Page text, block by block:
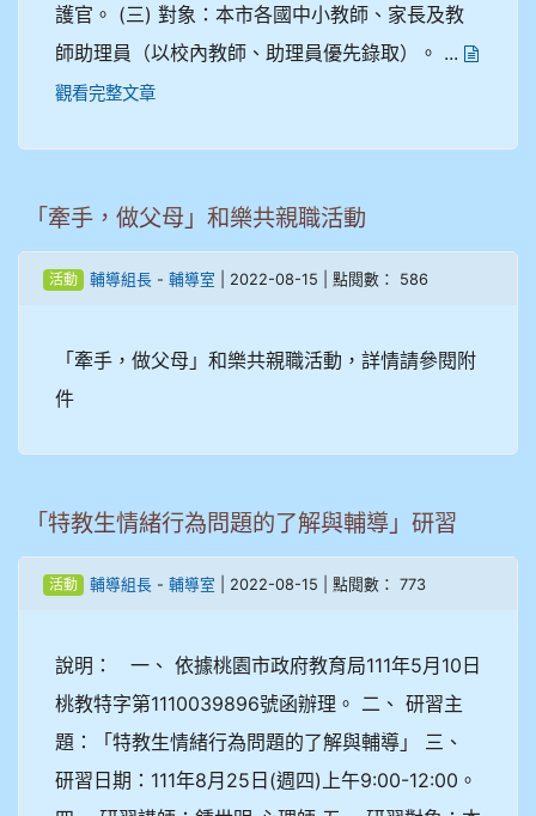
護官。 (三) 對象：本市各國中小教師、家長及教
師助理員（以校內教師、助理員優先錄取）。 ...
觀看完整文章
「牽手，做父母」和樂共親職活動
活動 輔導組長 - 輔導室 | 2022-08-15 | 點閱數： 586
「牽手，做父母」和樂共親職活動，詳情請參閱附
件
「特教生情緒行為問題的了解與輔導」研習
活動 輔導組長 - 輔導室 | 2022-08-15 | 點閱數： 773
說明： 一、 依據桃園市政府教育局111年5月10日
桃教特字第1110039896號函辦理。 二、 研習主
題：「特教生情緒行為問題的了解與輔導」 三、
研習日期：111年8月25日(週四)上午9:00-12:00。